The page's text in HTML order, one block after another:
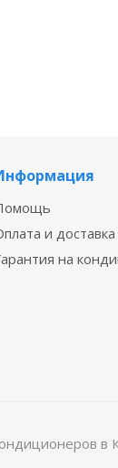
и доставка
на
в